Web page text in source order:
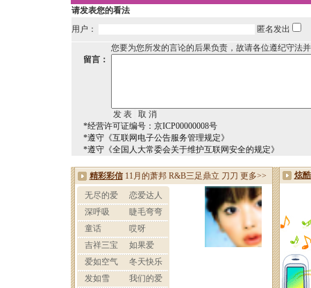
请发表您的看法
用户：
匿名发出
您要为您所发的言论的后果负责，故请各位遵纪守法
留言：
*经营许可证编号：京ICP00000008号
*遵守《互联网电子公告服务管理规定》
*遵守《全国人大常委会关于维护互联网安全的规定》